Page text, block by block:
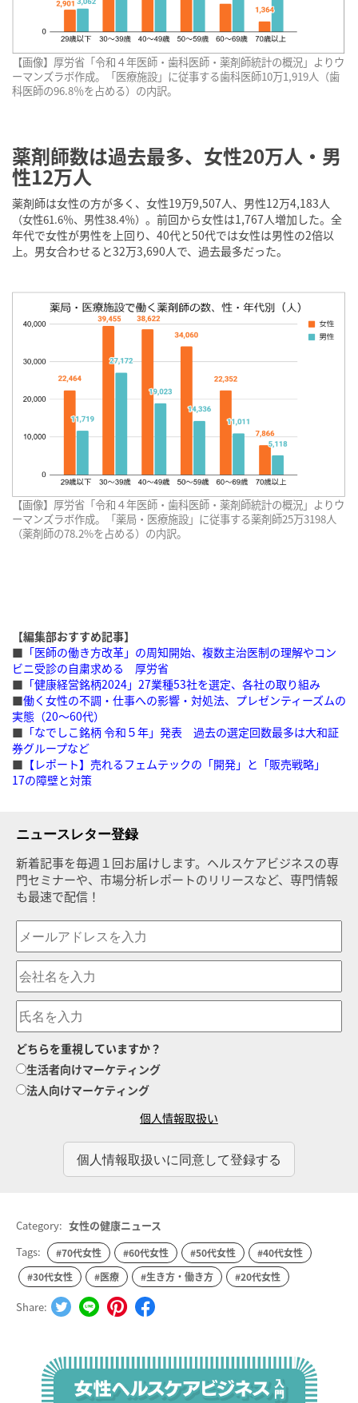
【画像】厚労省「令和４年医師・歯科医師・薬剤師統計の概況」よりウ
ーマンズラボ作成。「医療施設」に従事する歯科医師10万1,919人（歯
科医師の96.8％を占める）の内訳。
薬剤師数は過去最多、女性20万人・男
性12万人
薬剤師は女性の方が多く、女性19万9,507人、男性12万4,183人
（女性61.6％、男性38.4％） 。前回から女性は1,767人増加した。全
年代で女性が男性を上回り、40代と50代では女性は男性の2倍以
上。男女合わせると32万3,690人で、過去最多だった。
【画像】厚労省「令和４年医師・歯科医師・薬剤師統計の概況」よりウ
ーマンズラボ作成。「薬局・医療施設」に従事する薬剤師25万3198人
（薬剤師の78.2%を占める）の内訳。
【編集部おすすめ記事】
■ 「医師の働き方改革」の周知開始、複数主治医制の理解やコン
ビニ受診の自粛求める 厚労省
■ 「健康経営銘柄2024」27業種53社を選定、各社の取り組み
■働く女性の不調・仕事への影響・対処法、プレゼンティーズムの
実態（20〜60代）
■ 「なでしこ銘柄 令和５年」発表 過去の選定回数最多は大和証
券グループなど
■ 【レポート】売れるフェムテックの「開発」と「販売戦略」
17の障壁と対策
ニュースレター登録
新着記事を毎週１回お届けします。ヘルスケアビジネスの専
門セミナーや、市場分析レポートのリリースなど、専門情報
も最速で配信！
どちらを重視していますか？
生活者向けマーケティング
法人向けマーケティング
個人情報取扱い
Category: 女性の健康ニュース
Tags:
#70代女性 #60代女性 #50代女性
#40代女性
#30代女性
#医療 #生き方・働き方 #20代女性
Share: